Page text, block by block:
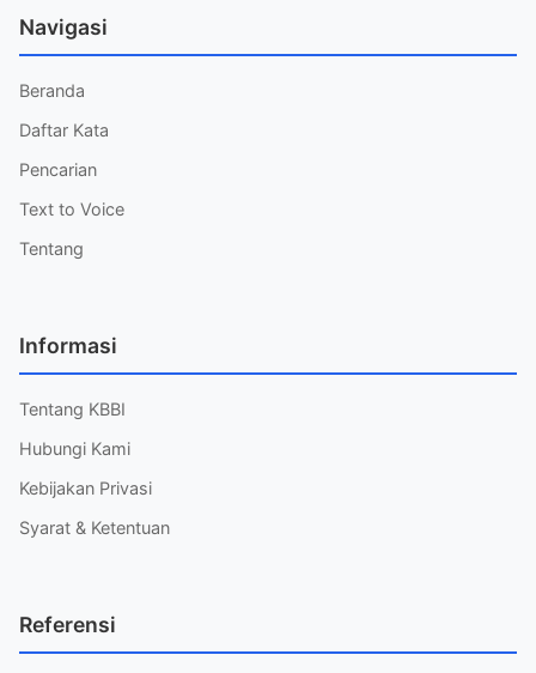
Navigasi
Beranda
Daftar Kata
Pencarian
Text to Voice
Tentang
Informasi
Tentang KBBI
Hubungi Kami
Kebijakan Privasi
Syarat & Ketentuan
Referensi